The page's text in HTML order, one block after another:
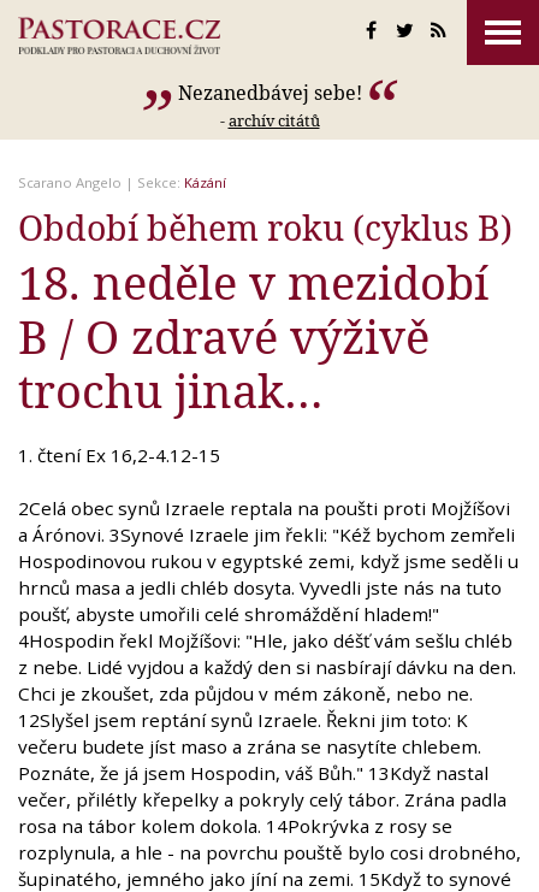
Nezanedbávej sebe!
-archív citátů
Scarano Angelo | Sekce: Kázání
Období během roku (cyklus B)
18. neděle v mezidobí
B / O zdravé výživě
trochu jinak…
1. čtení Ex 16,2-4.12-15
2Celá obec synů Izraele reptala na poušti proti Mojžíšovi
a Árónovi. 3Synové Izraele jim řekli: "Kéž bychom zemřeli
Hospodinovou rukou v egyptské zemi, když jsme seděli u
hrnců masa a jedli chléb dosyta. Vyvedli jste nás na tuto
poušť, abyste umořili celé shromáždění hladem!"
4Hospodin řekl Mojžíšovi: "Hle, jako déšť vám sešlu chléb
z nebe. Lidé vyjdou a každý den si nasbírají dávku na den.
Chci je zkoušet, zda půjdou v mém zákoně, nebo ne.
12Slyšel jsem reptání synů Izraele. Řekni jim toto: K
večeru budete jíst maso a zrána se nasytíte chlebem.
Poznáte, že já jsem Hospodin, váš Bůh." 13Když nastal
večer, přilétly křepelky a pokryly celý tábor. Zrána padla
rosa na tábor kolem dokola. 14Pokrývka z rosy se
rozplynula, a hle - na povrchu pouště bylo cosi drobného,
šupinatého, jemného jako jíní na zemi. 15Když to synové